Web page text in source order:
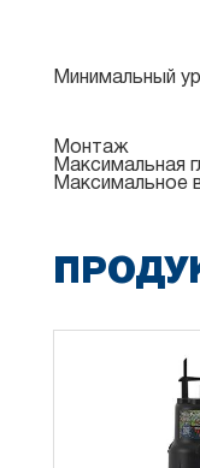
Минимальный
Монтаж
Максимальная
Максимальное